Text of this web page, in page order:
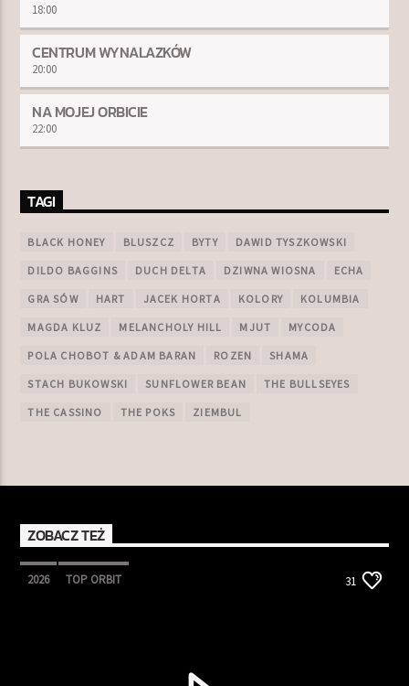
18:00
CENTRUM WYNALAZKÓW
20:00
NA MOJEJ ORBICIE
22:00
TAGI
BLACK HONEY BLUSZCZ BYTY DAWID TYSZKOWSKI
DILDO BAGGINS DUCH DELTA DZIWNA WIOSNA ECHA
GRA SÓW HART JACEK HORTA KOLORY KOLUMBIA
MAGDA KLUZ MELANCHOLY HILL MJUT MYCODA
POLA CHOBOT & ADAM BARAN ROZEN SHAMA
STACH BUKOWSKI SUNFLOWER BEAN THE BULLSEYES
THE CASSINO THE POKS ZIEMBUL
ZOBACZ TEŻ
2026 TOP ORBIT 31